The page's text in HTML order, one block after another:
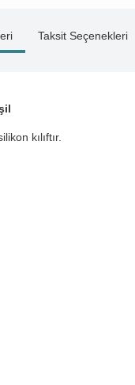
Taksit Seçenekleri
kılıftır.